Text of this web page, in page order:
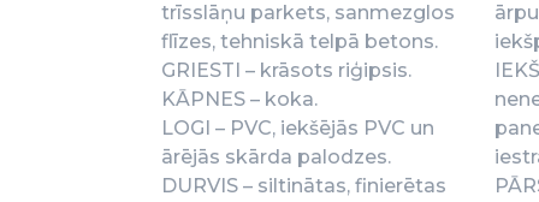
trīsslāņu parkets, sanmezglos
flīzes, tehniskā telpā betons.
GRIESTI – krāsots riģipsis.
KĀPNES – koka.
LOGI – PVC, iekšējās PVC un
ārējās skārda palodzes.
DURVIS – siltinātas, finierētas